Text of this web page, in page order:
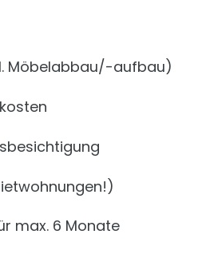
Möbelabbau/-aufbau)
max. 6 Monate